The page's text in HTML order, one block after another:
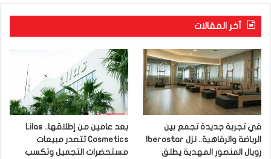
آخر المقالات
في تجربة جديدة تجمع بين
رويال المنصور المهدية يطلق
بعد عامين من إطلاقها.. Lilas
Cosmetics تتصدر مبيعات
مستحضرات التجميل وتكسب